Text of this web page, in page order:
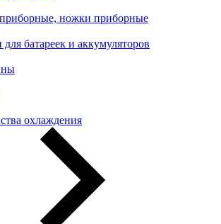
ножки приборные
для батареек и аккумуляторов
охлаждения